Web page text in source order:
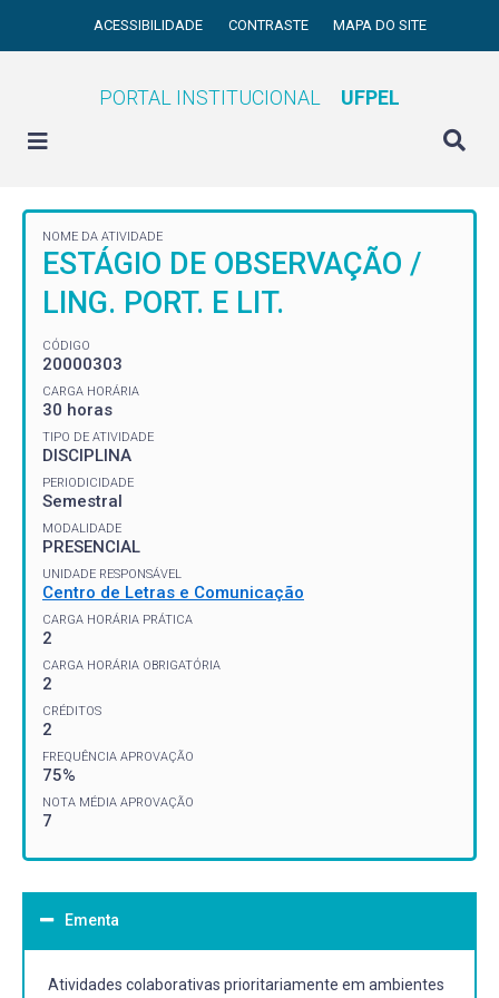
ACESSIBILIDADE CONTRASTE MAPA DO SITE
PORTAL INSTITUCIONAL UFPEL
NOME DA ATIVIDADE
ESTÁGIO DE OBSERVAÇÃO /
LING. PORT. E LIT.
CÓDIGO
20000303
CARGA HORÁRIA
30 horas
TIPO DE ATIVIDADE
DISCIPLINA
PERIODICIDADE
Semestral
MODALIDADE
PRESENCIAL
UNIDADE RESPONSÁVEL
Centro de Letras e Comunicação
CARGA HORÁRIA PRÁTICA
2
CARGA HORÁRIA OBRIGATÓRIA
2
CRÉDITOS
2
FREQUÊNCIA APROVAÇÃO
75%
NOTA MÉDIA APROVAÇÃO
7
Ementa
Atividades colaborativas prioritariamente em ambientes